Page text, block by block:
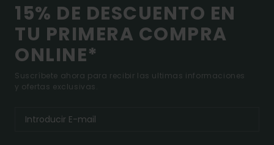
15% DE DESCUENTO EN
TU PRIMERA COMPRA
ONLINE*
Suscríbete ahora para recibir las ultimas informaciones
y ofertas exclusivas.